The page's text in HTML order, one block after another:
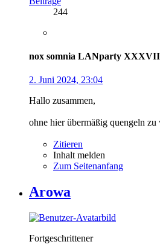
244
nox somnia LANparty XXXVII
2. Juni 2024, 23:04
Hallo zusammen,
ohne hier übermäßig quengeln
Zitieren
Inhalt melden
Zum Seitenanfang
Arowa
Fortgeschrittener